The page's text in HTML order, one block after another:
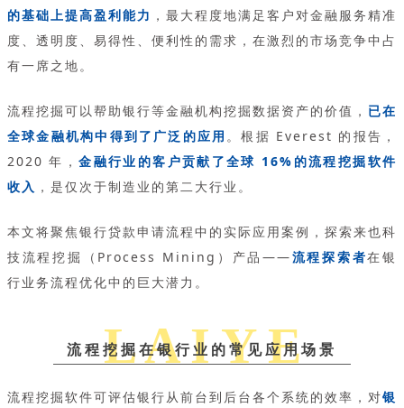
的基础上提高盈利能力 ，最大程度地满足客户对金融服务精准
度、透明度、易得性、便利性的需求，在激烈的市场竞争中占
有一席之地。
流程挖掘可以帮助银行等金融机构挖掘数据资产的价值， 已在
全球金融机构中得到了广泛的应用 。根据 Everest 的报告，
2020 年，金融行业的客户贡献了全球 16%的流程挖掘软件
收入 ，是仅次于制造业的第二大行业。
本文将聚焦银行贷款申请流程中的实际应用案例，探索来也科
技流程挖掘（Process Mining）产品——流程探索者在银
行业务流程优化中的巨大潜力。
L A I Y E
流程挖掘在银行业的常见应用场景
流程挖掘软件可评估银行从前台到后台各个系统的效率，对银